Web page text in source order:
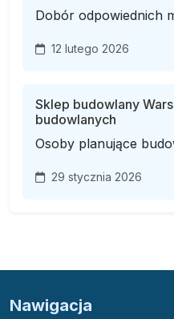
Dobór odpowiednich
12 lutego 2026
Sklep budowlany
budowlanych
Osoby planujące
29 stycznia 2026
Nawigacja